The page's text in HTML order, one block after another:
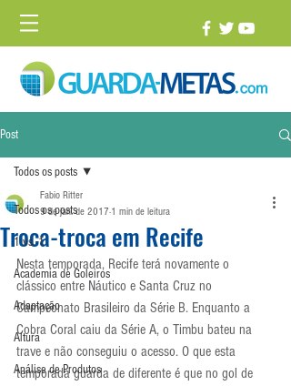
Post
Todos os posts
1 vs. 1
Academia de Goleiros
Adaptação
Altura
Análise de Produtos
Todos os posts
Troca-troca em Recife
Fabio Ritter
9 de jan. de 2017 1 min de leitura
Nesta temporada, Recife terá novamente o
clássico entre Náutico e Santa Cruz no
Campeonato Brasileiro da Série B. Enquanto a
Cobra Coral caiu da Série A, o Timbu bateu na
trave e não conseguiu o acesso. O que esta
temporada guarda de diferente é que no gol de